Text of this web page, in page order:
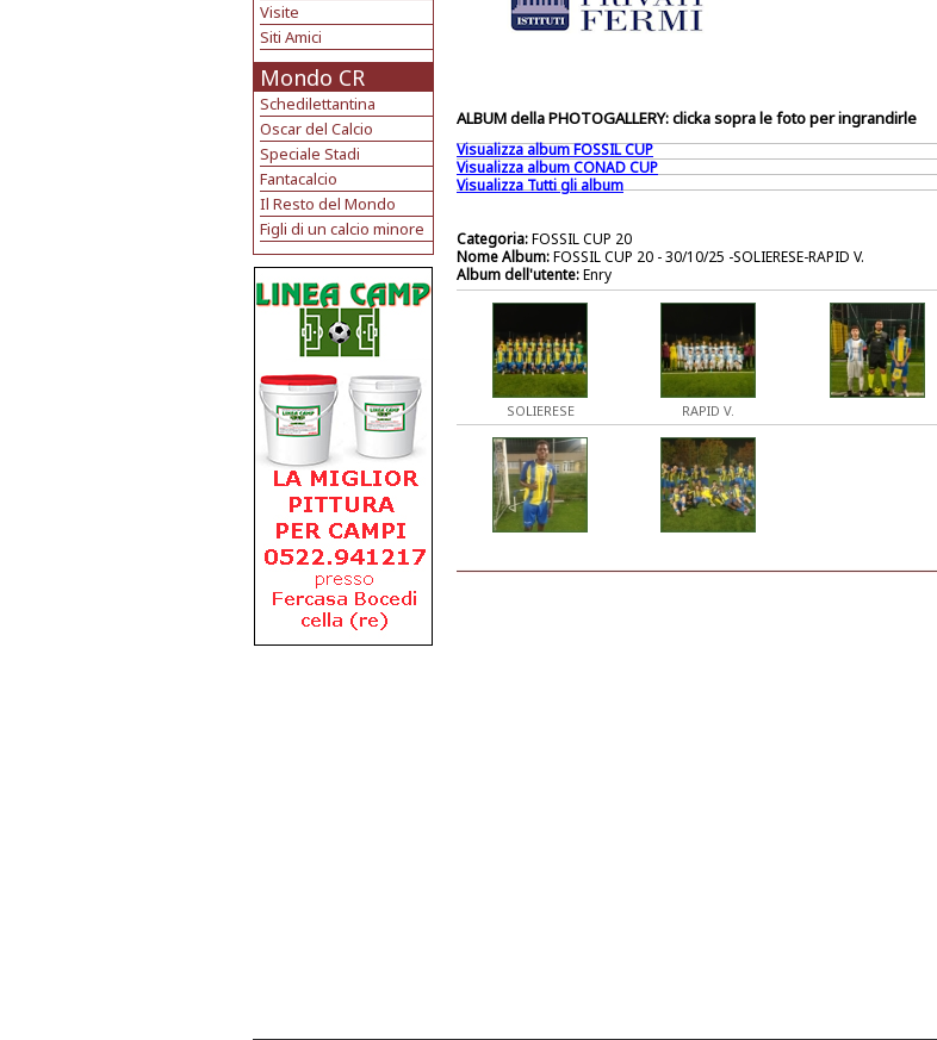
Visite
Siti Amici
Mondo CR
Schedilettantina
Oscar del Calcio
Speciale Stadi
Fantacalcio
Il Resto del Mondo
Figli di un calcio minore
ALBUM della PHOTOGALLERY: clicka sopra le foto per ingrandirle
Visualizza album FOSSIL CUP
Visualizza album CONAD CUP
Visualizza Tutti gli album
Categoria:FOSSIL CUP 20
Nome Album:FOSSIL CUP 20 - 30/10/25 -SOLIERESE-RAPID V.
Album dell'utente:Enry
SOLIERESE RAPID V.